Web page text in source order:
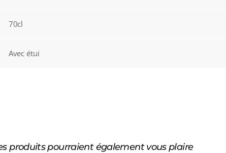
70cl
Avec étui
produits pourraient également vous plaire